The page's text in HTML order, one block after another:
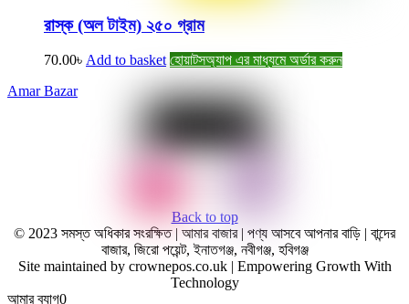
রাস্ক (অল টাইম) ২৫০ গ্রাম
70.00৳ Add to basket হোয়াটসঅ্যাপ এর মাধ্যমে অর্ডার করুন
Amar Bazar
Back to top
© 2023 সমস্ত অধিকার সংরক্ষিত | আমার বাজার | পণ্য আসবে আপনার বাড়ি | বান্দের
বাজার, জিরো পয়েন্ট, ইনাতগঞ্জ, নবীগঞ্জ, হবিগঞ্জ
Site maintained by crownepos.co.uk | Empowering Growth With
Technology
আমার ব্যাগ0